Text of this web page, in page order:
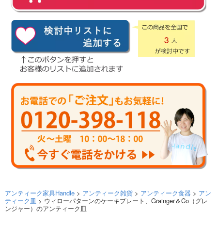
3
アンティーク家具Handle > アンティーク雑貨 > アンティーク食器 > アン
ティーク皿 > ウィローパターンのケーキプレート、Grainger＆Co（グレ
ンジャー）のアンティーク皿